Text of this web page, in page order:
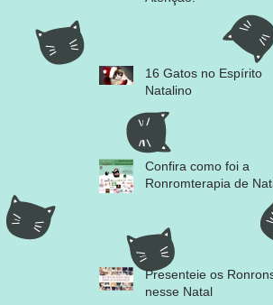
16 Gatos no Espírito
Natalino
Confira como foi a
Ronromterapia de
Presenteie os
nesse Natal